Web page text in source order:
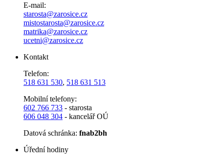
E-mail:
starosta@zarosice.cz
mistostarosta@zarosice.cz
matrika@zarosice.cz
ucetni@zarosice.cz
Kontakt
Telefon:
518 631 530, 518 631 513
Mobilní telefony:
602 766 733 - starosta
606 048 304 - kancelář OÚ
Datová schránka: fnab2bh
Úřední hodiny